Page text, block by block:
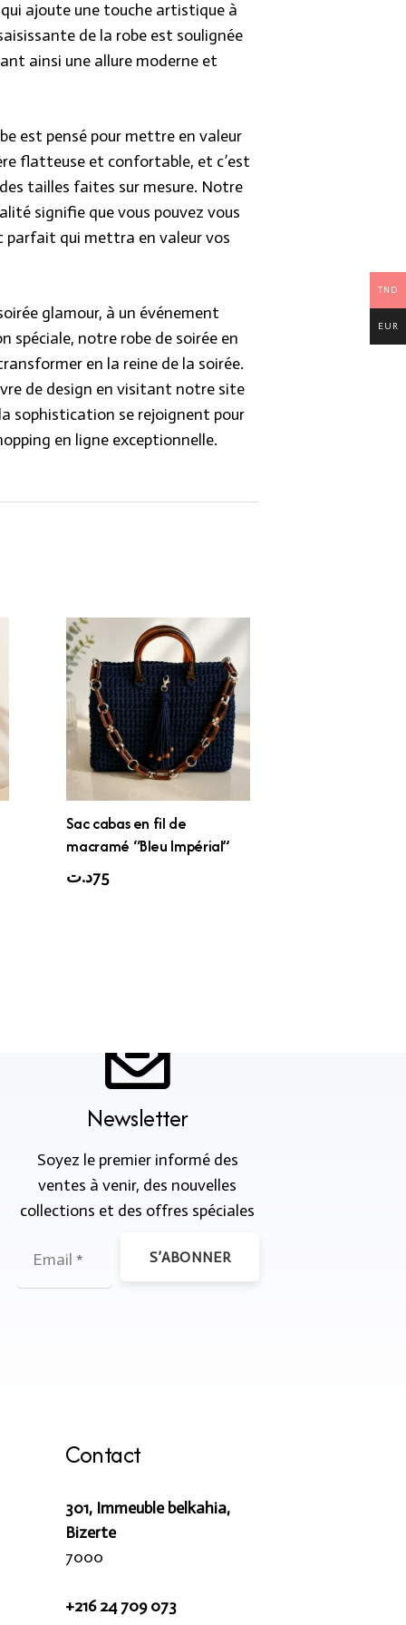
ajoute une touche artistique à
de la robe est soulignée
ainsi une allure moderne et
est pensé pour mettre en valeur
flatteuse et confortable, et c’est
tailles faites sur mesure. Notre
signifie que vous pouvez vous
qui mettra en valeur vos
glamour, à un événement
spéciale, notre robe de soirée en
en la reine de la soirée.
de design en visitant notre site
sophistication se rejoignent pour
en ligne exceptionnelle.
Sac cabas en fil de
macramé “Bleu Impérial”
75د.ت
Newsletter
Soyez le premier informé des
ventes à venir, des nouvelles
collections et des offres spéciales
S’ABONNER
Contact
301, Immeuble belkahia,
Bizerte
7000
+216 24 709 073
TND
EUR